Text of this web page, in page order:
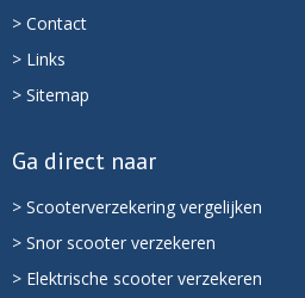
> Contact
> Links
> Sitemap
Ga direct naar
> Scooterverzekering vergelijken
> Snor scooter verzekeren
> Elektrische scooter verzekeren